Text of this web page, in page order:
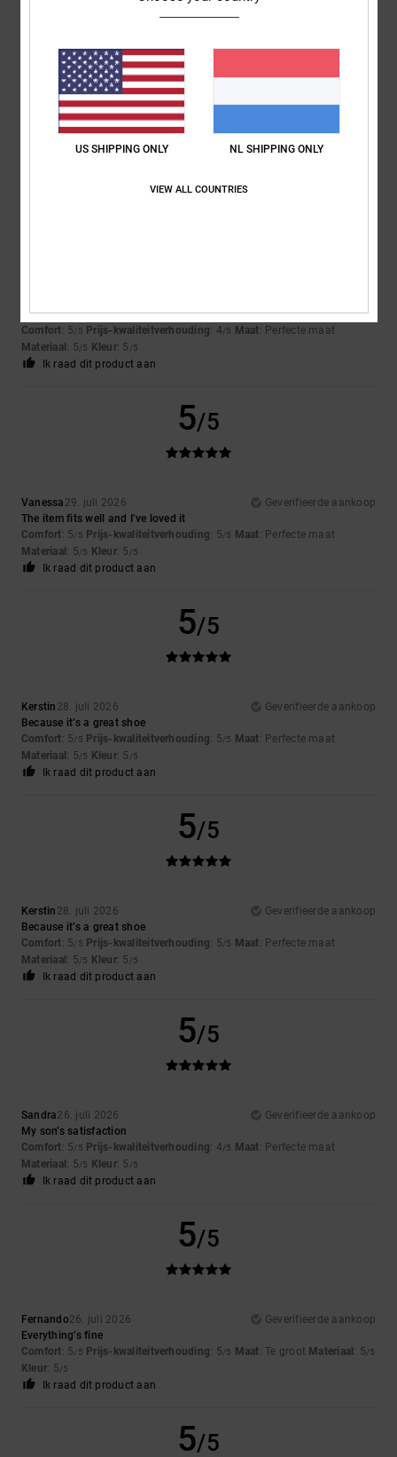
4/5
30. juli 2026
Haven't tried it yet
Comfort: 4/5 Prijs-kwaliteitverhouding
: 4/5 Kleur: 5/5
I'm satisfied.
Comfort: 5/5 Prijs-kwaliteitverhouding: 4/5 Maat: Perfecte maat
Materiaal: 5/5 Kleur: 5 /5
Ik raad dit product aan
5/5
Vanessa 29. juli 2026
Geverifieerde aankoop
The item fits well and I’ve loved it
Comfort: 5/5 Prijs-kwaliteitverhouding: 5/5 Maat: Perfecte maat
Materiaal: 5/5 Kleur: 5 /5
Ik raad dit product aan
5/5
Kerstin 28. juli 2026
Geverifieerde aankoop
Because it’s a great shoe
Comfort: 5/5 Prijs-kwaliteitverhouding: 5/5 Maat: Perfecte maat
Materiaal: 5/5 Kleur: 5 /5
Ik raad dit product aan
5/5
Kerstin 28. juli 2026
Geverifieerde aankoop
Because it’s a great shoe
Comfort: 5/5 Prijs-kwaliteitverhouding: 5/5 Maat: Perfecte maat
Materiaal: 5/5 Kleur: 5 /5
Ik raad dit product aan
5/5
Sandra26. juli 2026
Geverifieerde aankoop
My son’s satisfaction
Comfort: 5/5 Prijs-kwaliteitverhouding: 4/5 Maat: Perfecte maat
Materiaal: 5/5 Kleur: 5 /5
Ik raad dit product aan
5/5
Fernando26. juli 2026
Geverifieerde aankoop
Everything’s fine
Comfort: 5/5 Prijs-kwaliteitverhouding: 5/5 Maat: Te groot Materiaal: 5/5
Kleur: 5/5
Ik raad dit product aan
5/5
US SHIPPING ONLY NL SHIPPING ONLY
VIEW ALL COUNTRIES